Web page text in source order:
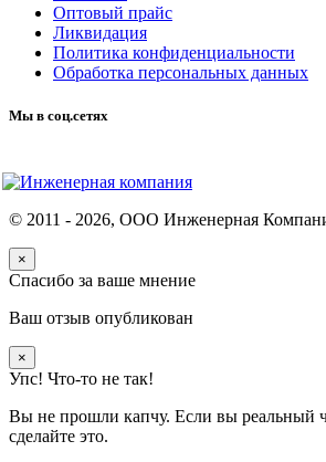
Оптовый прайс
Ликвидация
Политика конфиденциальности
Обработка персональных данных
Мы в соц.сетях
© 2011 - 2026, ООО Инженерная
×
Спасибо за ваше мнение
Ваш отзыв опубликован
×
Упс! Что-то не так!
Вы не прошли капчу. Если вы реальный
сделайте это.